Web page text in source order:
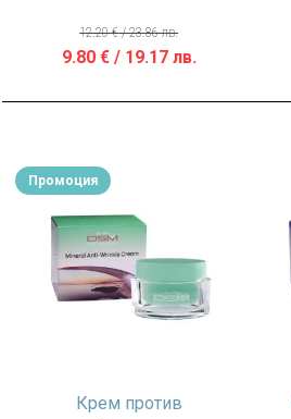
12.20€/ 23.86 лв.
Original
/
23.86 лв..
9.80 €/ 19.17 лв.
Промоция
Крем против